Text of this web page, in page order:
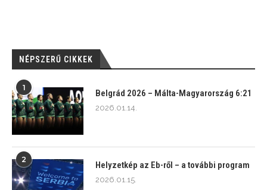
NÉPSZERŰ CIKKEK
1
Belgrád 2026 – Málta-Magyarország 6:21
2026.01.14.
2
Helyzetkép az Eb-ről – a további program
2026.01.15.